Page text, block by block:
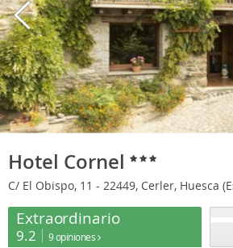
Hotel Cornel
C/ El Obispo, 11 - 22449, Cerler, Huesca
Extraordinario
9.2 9 opiniones